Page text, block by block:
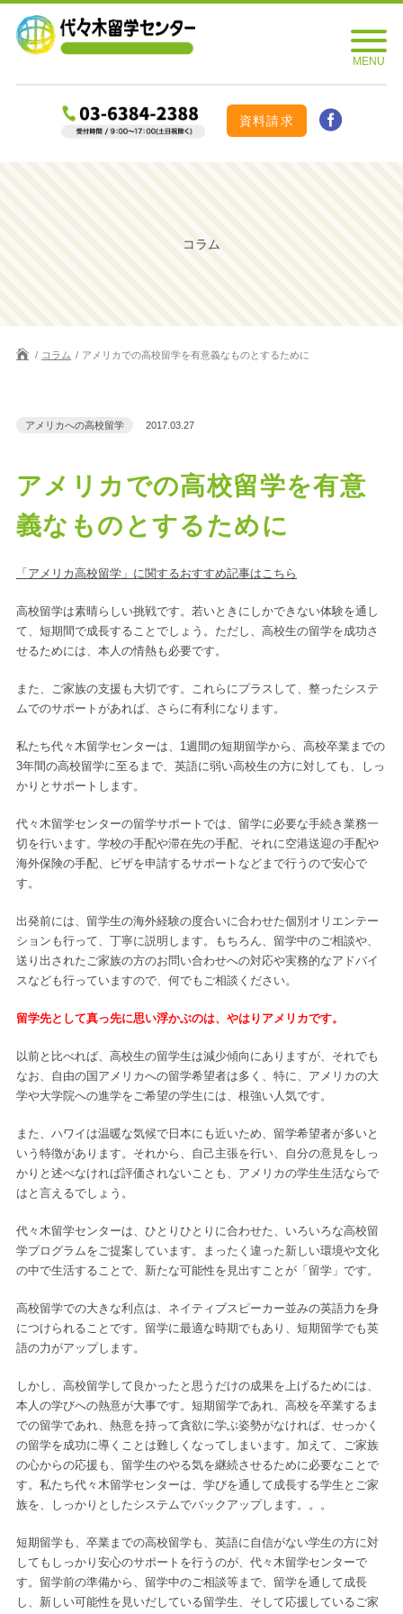
資料請求
コラム
コラム アメリカでの高校留学を有意義なものとするために
アメリカへの高校留学 2017.03.27
アメリカでの高校留学を有意
義なものとするために
「アメリカ高校留学」に関するおすすめ記事はこちら
高校留学は素晴らしい挑戦です。若いときにしかできない体験を通し
て、短期間で成長することでしょう。ただし、高校生の留学を成功さ
せるためには、本人の情熱も必要です。
また、ご家族の支援も大切です。これらにプラスして、整ったシステ
ムでのサポートがあれば、さらに有利になります。
私たち代々木留学センターは、1週間の短期留学から、高校卒業までの
3年間の高校留学に至るまで、英語に弱い高校生の方に対しても、しっ
かりとサポートします。
代々木留学センターの留学サポートでは、留学に必要な手続き業務一
切を行います。学校の手配や滞在先の手配、それに空港送迎の手配や
海外保険の手配、ビザを申請するサポートなどまで行うので安心で
す。
出発前には、留学生の海外経験の度合いに合わせた個別オリエンテー
ションも行って、丁寧に説明します。もちろん、留学中のご相談や、
送り出されたご家族の方のお問い合わせへの対応や実務的なアドバイ
スなども行っていますので、何でもご相談ください。
留学先として真っ先に思い浮かぶのは、やはりアメリカです。
以前と比べれば、高校生の留学生は減少傾向にありますが、それでも
なお、自由の国アメリカへの留学希望者は多く、特に、アメリカの大
学や大学院への進学をご希望の学生には、根強い人気です。
また、ハワイは温暖な気候で日本にも近いため、留学希望者が多いと
いう特徴があります。それから、自己主張を行い、自分の意見をしっ
かりと述べなければ評価されないことも、アメリカの学生生活ならで
はと言えるでしょう。
代々木留学センターは、ひとりひとりに合わせた、いろいろな高校留
学プログラムをご提案しています。まったく違った新しい環境や文化
の中で生活することで、新たな可能性を見出すことが「留学」です。
高校留学での大きな利点は、ネイティブスピーカー並みの英語力を身
につけられることです。留学に最適な時期でもあり、短期留学でも英
語の力がアップします。
しかし、高校留学して良かったと思うだけの成果を上げるためには、
本人の学びへの熱意が大事です。短期留学であれ、高校を卒業するま
での留学であれ、熱意を持って貪欲に学ぶ姿勢がなければ、せっかく
の留学を成功に導くことは難しくなってしまいます。加えて、ご家族
の心からの応援も、留学生のやる気を継続させるために必要なことで
す。私たち代々木留学センターは、学びを通して成長する学生とご家
族を、しっかりとしたシステムでバックアップします。。。
短期留学も、卒業までの高校留学も、英語に自信がない学生の方に対
してもしっかり安心のサポートを行うのが、代々木留学センターで
す。留学前の準備から、留学中のご相談等まで、留学を通して成長
し、新しい可能性を見いだしている留学生、そして応援しているご家